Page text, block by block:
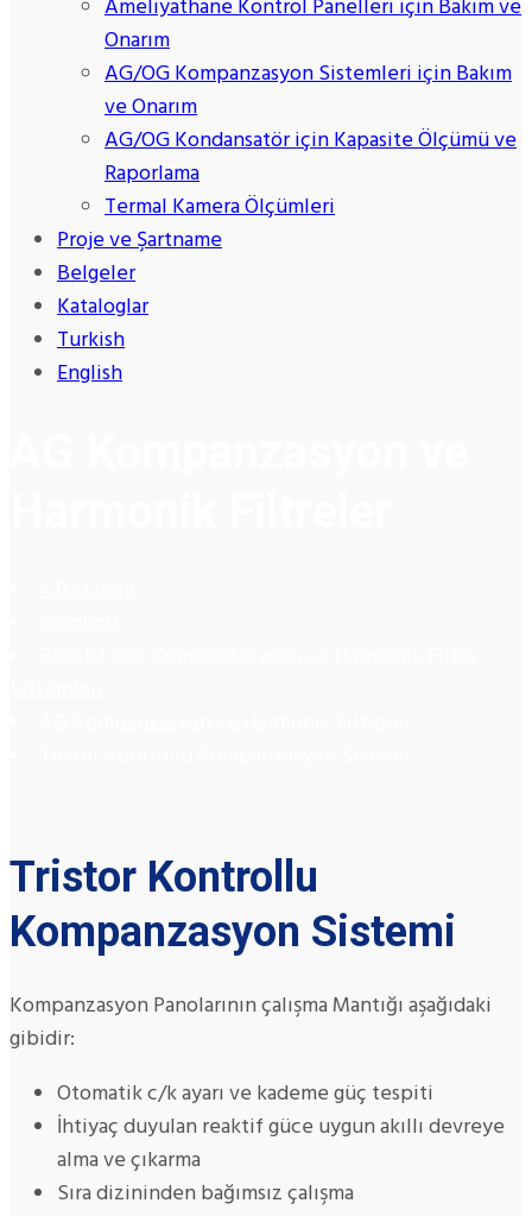
Ameliyathane Kontrol Panelleri için Bakım ve
Onarım
AG/OG Kompanzasyon Sistemleri için Bakım
ve Onarım
AG/OG Kondansatör için Kapasite Ölçümü ve
Raporlama
Termal Kamera Ölçümleri
Proje ve Şartname
Belgeler
Kataloglar
Turkish
English
Tristor Kontrollu
Kompanzasyon Sistemi
Kompanzasyon Panolarının çalışma Mantığı aşağıdaki
gibidir:
Otomatik c/k ayarı ve kademe güç tespiti
İhtiyaç duyulan reaktif güce uygun akıllı devreye
alma ve çıkarma
Sıra dizininden bağımsız çalışma